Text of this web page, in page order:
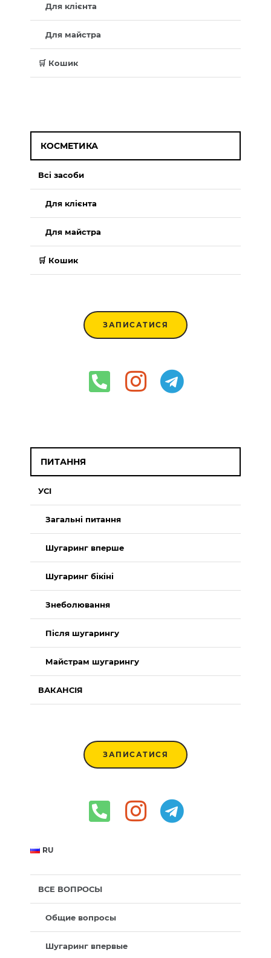
Для клієнта
Для майстра
🛒 Кошик
КОСМЕТИКА
Всі засоби
Для клієнта
Для майстра
🛒 Кошик
ЗАПИСАТИСЯ
ПИТАННЯ
УСІ
Загальні питання
Шугаринг вперше
Шугаринг бікіні
Знеболювання
Після шугарингу
Майстрам шугарингу
ВАКАНСІЯ
ЗАПИСАТИСЯ
RU
ВСЕ ВОПРОСЫ
Общие вопросы
Шугаринг впервые